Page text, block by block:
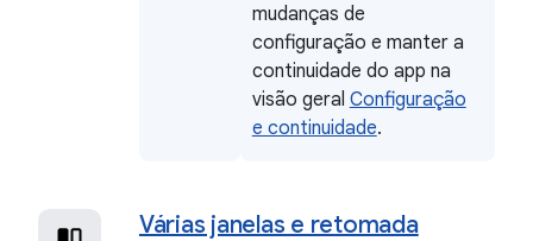
mudanças de
configuração e manter a
continuidade do app na
visão geral Configuração
e continuidade.
Várias janelas e retomada